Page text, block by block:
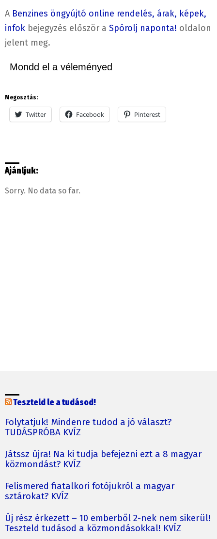
A Benzines öngyújtó online rendelés, árak, képek,
infok bejegyzés először a Spórolj naponta! oldalon
jelent meg.
Mondd el a véleményed
Megosztás:
Twitter Facebook Pinterest
Ajánljuk:
Sorry. No data so far.
Teszteld le a tudásod!
Folytatjuk! Mindenre tudod a jó választ?
TUDÁSPRÓBA KVÍZ
Játssz újra! Na ki tudja befejezni ezt a 8 magyar
közmondást? KVÍZ
Felismered fiatalkori fotójukról a magyar
sztárokat? KVÍZ
Új rész érkezett – 10 emberből 2-nek nem sikerül!
Teszteld tudásod a közmondásokkal! KVÍZ